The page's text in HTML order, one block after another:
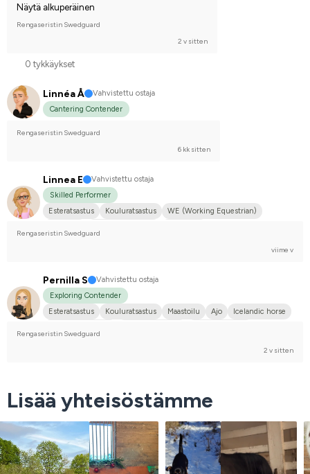
Näytä alkuperäinen
Rengaseristin Swedguard
2 v sitten
0 tykkäykset
Linnéa Å
Vahvistettu ostaja
Cantering Contender
Rengaseristin Swedguard
6 kk sitten
Linnea E
Vahvistettu ostaja
Skilled Performer
Esteratsastus
Kouluratsastus
WE (Working Equestrian)
Rengaseristin Swedguard
viime v
Pernilla S
Vahvistettu ostaja
Exploring Contender
Esteratsastus
Kouluratsastus Maastoilu Ajo
Icelandic horse
Rengaseristin Swedguard
2 v sitten
Lisää yhteisöstämme